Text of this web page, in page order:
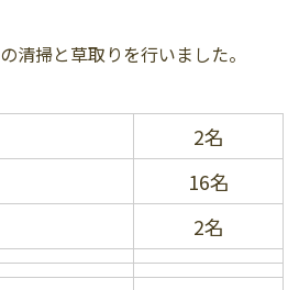
清掃と草取りを行いました。
2名
16名
2名